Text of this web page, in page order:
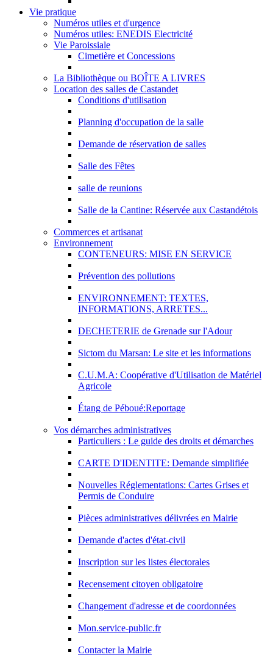
Vie pratique
Numéros utiles et d'urgence
Numéros utiles: ENEDIS Electricité
Vie Paroissiale
Cimetière et Concessions
La Bibliothèque ou BOÎTE A LIVRES
Location des salles de Castandet
Conditions d'utilisation
Planning d'occupation de la salle
Demande de réservation de salles
Salle des Fêtes
salle de reunions
Salle de la Cantine: Réservée aux Castandétois
Commerces et artisanat
Environnement
CONTENEURS: MISE EN SERVICE
Prévention des pollutions
ENVIRONNEMENT: TEXTES,
INFORMATIONS, ARRETES...
DECHETERIE de Grenade sur l'Adour
Sictom du Marsan: Le site et les informations
C.U.M.A: Coopérative d'Utilisation de Matériel
Agricole
Étang de Péboué:Reportage
Vos démarches administratives
Particuliers : Le guide des droits et démarches
CARTE D'IDENTITE: Demande simplifiée
Nouvelles Réglementations: Cartes Grises et
Permis de Conduire
Pièces administratives délivrées en Mairie
Demande d'actes d'état-civil
Inscription sur les listes électorales
Recensement citoyen obligatoire
Changement d'adresse et de coordonnées
Mon.service-public.fr
Contacter la Mairie